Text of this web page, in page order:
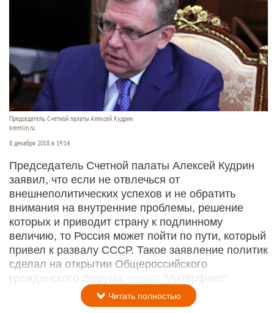
Председатель Счетной палаты Алексей Кудрин.
kremlin.ru
8 декабря 2018 в 19:14
Председатель Счетной палаты Алексей Кудрин
заявил, что если не отвлечься от
внешнеполитических успехов и не обратить
внимания на внутренние проблемы, решение
которых и приводит страну к подлинному
величию, то Россия может пойти по пути, который
привел к развалу СССР. Такое заявление политик
сделал на открытии Общероссийского
гражданского форума,
"Интерфакс".
Читать полностью